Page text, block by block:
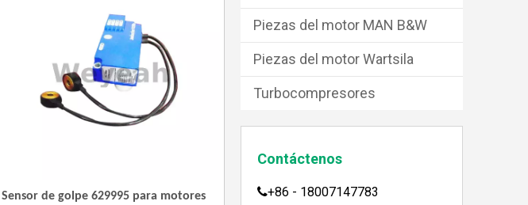
Sensor de golpe 629995 para motores
Piezas del motor MAN B&W
Piezas del motor Wartsila
Turbocompresores
Contáctenos
+86 - 18007147783